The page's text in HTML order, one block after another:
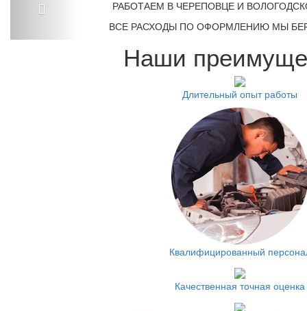
РАБОТАЕМ В ЧЕРЕПОВЦЕ И
ВСЕ РАСХОДЫ ПО ОФОРМЛЕНИЮ МЫ
Наши
Длительный опыт работы
Квалифицированный
Качественная точная оценка